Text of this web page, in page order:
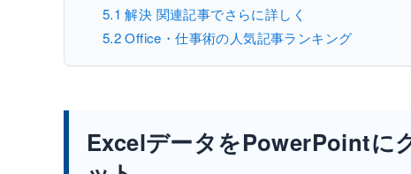
5.1 解決 関連記事でさらに詳しく
5.2Office・仕事術の人気記事ランキング
ExcelデータをPowerPointに